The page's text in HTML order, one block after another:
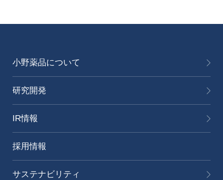
小野薬品について
研究開発
IR情報
採用情報
サステナビリティ